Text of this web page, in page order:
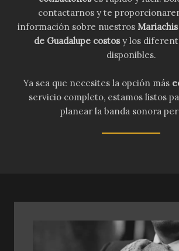
contactarnos y te
información sobre nuestros
de Guadalupe costos y los
disponibles.
Ya sea que necesites la opción más
servicio completo, estamos listos
planear la banda sonora